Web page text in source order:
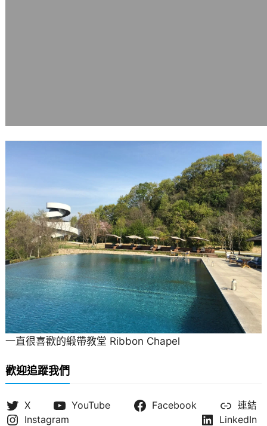
一直很喜歡的緞帶教堂 Ribbon Chapel
歡迎追蹤我們
X YouTube Facebook
連結
Instagram
LinkedIn